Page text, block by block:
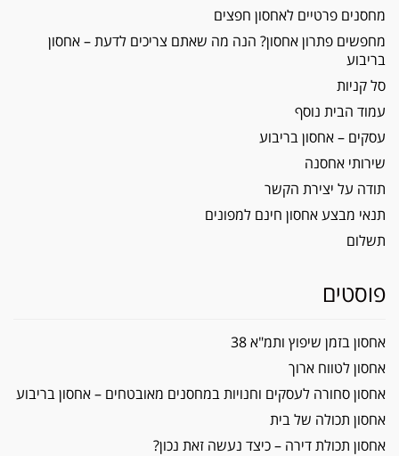
מחסנים פרטיים לאחסון חפצים​
מחפשים פתרון אחסון? הנה מה שאתם צריכים לדעת – אחסון
בריבוע
סל קניות
עמוד הבית נוסף
עסקים – אחסון בריבוע
שירותי אחסנה
תודה על יצירת הקשר
תנאי מבצע אחסון חינם למפונים
תשלום
פוסטים
אחסון בזמן שיפוץ ותמ"א 38
אחסון לטווח ארוך
אחסון סחורה לעסקים וחנויות במחסנים מאובטחים – אחסון בריבוע
אחסון תכולה של בית
אחסון תכולת דירה – כיצד נעשה זאת נכון?